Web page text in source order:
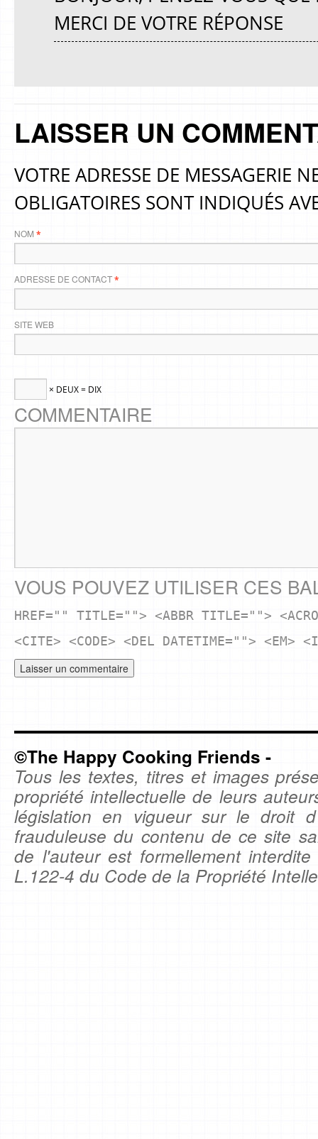
MERCI DE VOTRE RÉPONSE
LAISSER UN
VOTRE ADRESSE DE MESSAGERIE
OBLIGATOIRES SONT INDIQUÉS
NOM *
ADRESSE DE CONTACT*
SITE WEB
× DEUX = DIX
COMMENTAIRE
VOUS POUVEZ UTILISER CES
HREF="" TITLE=""> <ABBR TITLE="">
<CITE> <CODE> <DEL DATETIME=""> <EM>
©The Happy Cooking Friends -
Tous les textes, titres et images
propriété intellectuelle de leurs
législation en vigueur sur le droit
frauduleuse du contenu de ce site
de l'auteur est formellement
L.122-4 du Code de la Propriété